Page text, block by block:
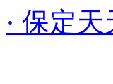
· 保定